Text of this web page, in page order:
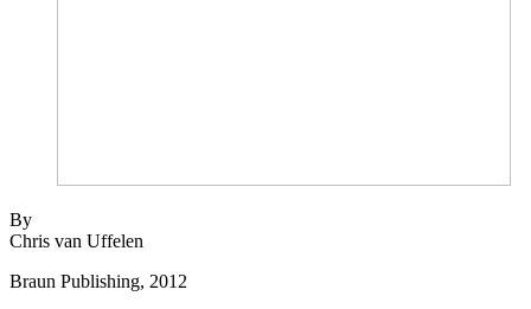
By
Chris van Uffelen
Braun Publishing, 2012